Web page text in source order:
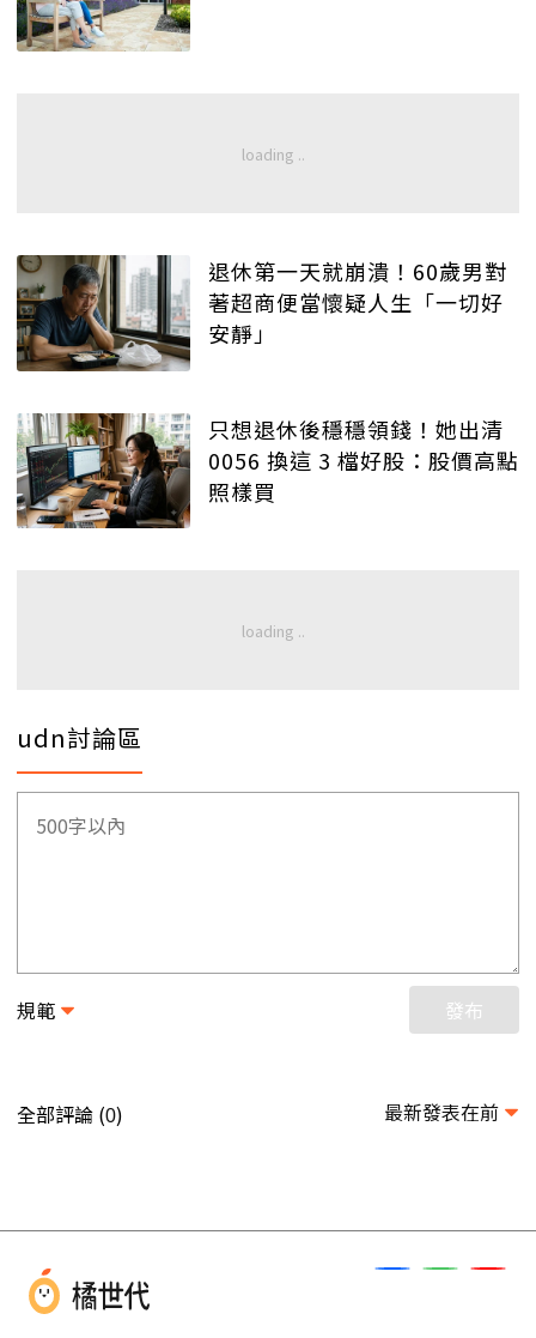
退休第一天就崩潰！60歲男對
著超商便當懷疑人生「一切好
安靜」
只想退休後穩穩領錢！她出清
0056 換這 3 檔好股：股價高點
照樣買
udn討論區
規範 發布
全部評論 (0) 最新發表在前